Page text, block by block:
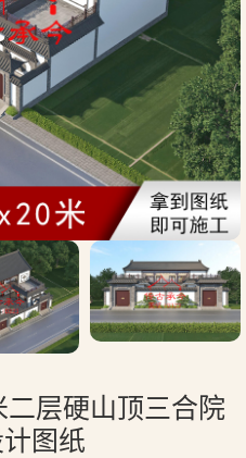
层硬山顶三合院
图纸